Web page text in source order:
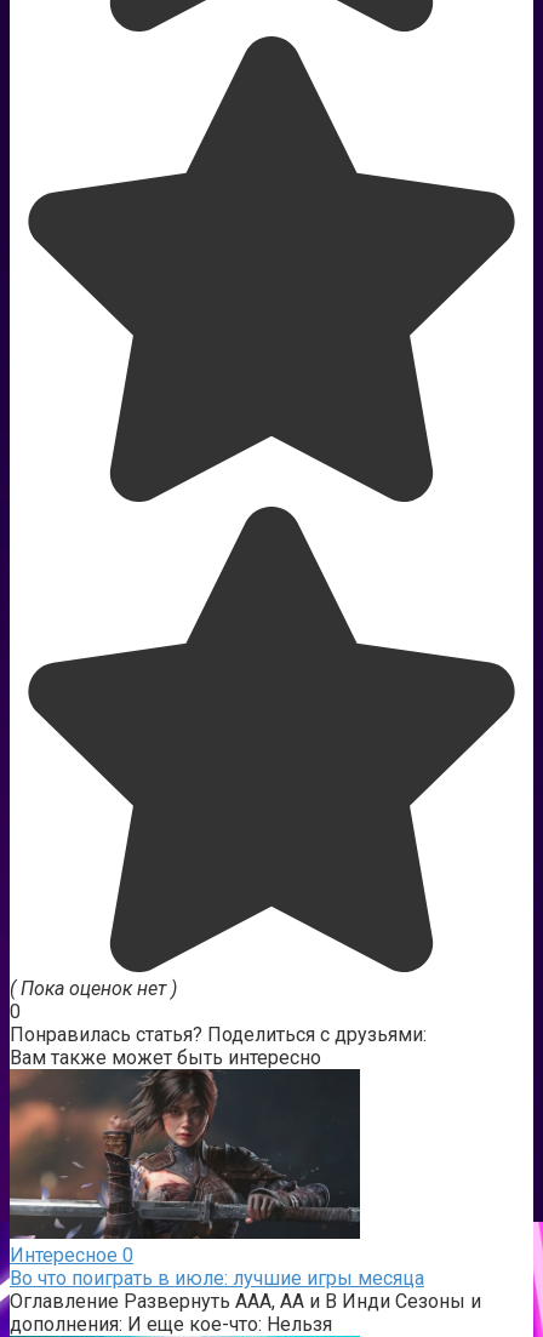
( Пока оценок нет )
0
Понравилась статья? Поделиться с друзьями:
Вам также может быть интересно
Интересное 0
Во что поиграть в июле: лучшие игры месяца
Оглавление Развернуть AAA, AA и B Инди Сезоны и
дополнения: И еще кое-что: Нельзя